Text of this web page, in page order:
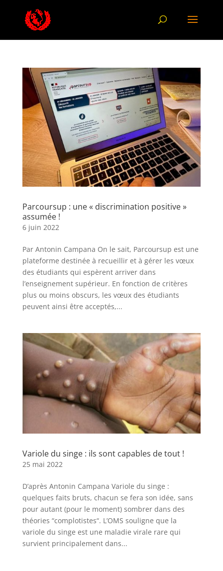
Parcoursup : une « discrimination positive »
assumée !
6 juin 2022
Par Antonin Campana On le sait, Parcoursup est une
plateforme destinée à recueillir et à gérer les vœux
des étudiants qui espèrent arriver dans
l’enseignement supérieur. En fonction de critères
plus ou moins obscurs, les vœux des étudiants
peuvent ainsi être acceptés,...
Variole du singe : ils sont capables de tout !
25 mai 2022
D’après Antonin Campana Variole du singe :
quelques faits bruts, chacun se fera son idée, sans
pour autant (pour le moment) sombrer dans des
théories “complotistes“. L’OMS souligne que la
variole du singe est une maladie virale rare qui
survient principalement dans...